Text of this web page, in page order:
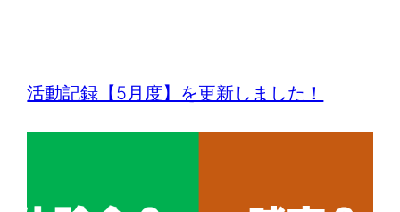
活動記録【5月度】を更新しました！